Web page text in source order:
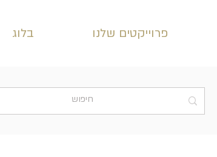
פרוייקטים שלנו בלוג